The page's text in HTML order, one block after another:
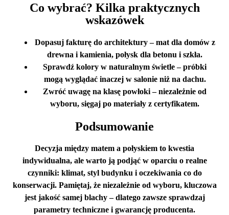
Co wybrać? Kilka praktycznych
wskazówek
Dopasuj fakturę do architektury– mat dla domów z
drewna i kamienia, połysk dla betonu i szkła.
Sprawdź kolory w naturalnym świetle– próbki
mogą wyglądać inaczej w salonie niż na dachu.
Zwróć uwagę na klasę powłoki– niezależnie od
wyboru, sięgaj po materiały z certyfikatem.
Podsumowanie
Decyzja między matem a połyskiem to kwestia
indywidualna, ale warto ją podjąć w oparciu o realne
czynniki: klimat, styl budynkuioczekiwania co do
konserwacji. Pamiętaj, że niezależnie od wyboru, kluczowa
jest jakość samej blachy– dlatego zawsze sprawdzaj
parametry techniczne i gwarancję producenta.